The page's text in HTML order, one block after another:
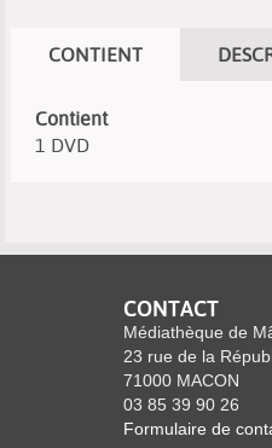
CONTIENT
Contient
1 DVD
CONTACT
Médiathèque de
23 rue de la
71000 MACON
03 85 39 90 26
Formulaire de